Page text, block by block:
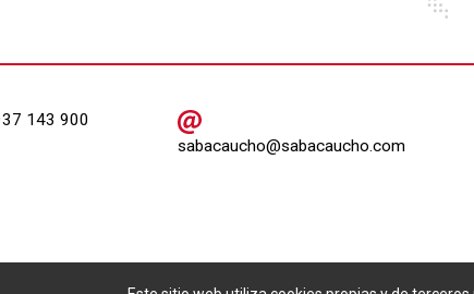
143 900
sabacaucho@sabacaucho.com